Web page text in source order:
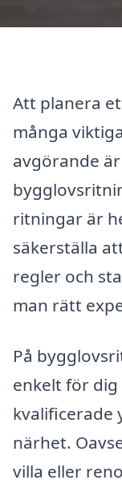
Att planera
många
avgörande
ritningar är
säkerställa
regler och
man rätt
På
enkelt för
kvalificerade
närhet.
villa eller